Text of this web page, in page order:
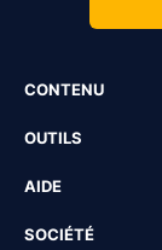
CONTENU
OUTILS
AIDE
SOCIÉTÉ